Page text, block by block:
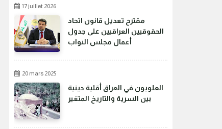
17 juillet 2026
مقترح تعديل قانون اتحاد
الحقوقيين العراقيين على جدول
أعمال مجلس النواب
20 mars 2025
العلويون في العراق أقلية دينية
بين السرية والتاريخ المتغير